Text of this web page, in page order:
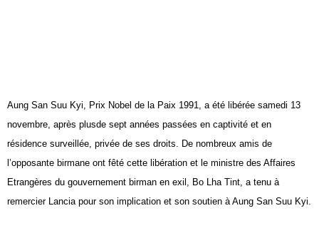
Aung San Suu Kyi, Prix Nobel de la Paix 1991, a été libérée samedi 13
novembre, après plusde sept années passées en captivité et en
résidence surveillée, privée de ses droits. De nombreux amis de
l’opposante birmane ont fêté cette libération et le ministre des Affaires
Etrangères du gouvernement birman en exil, Bo Lha Tint, a tenu à
remercier Lancia pour son implication et son soutien à Aung San Suu Kyi.